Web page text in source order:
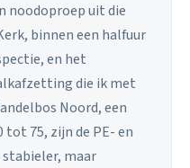
noodoproep uit die
binnen een halfuur
en het
die ik met
Noord, een
tot 75, zijn de PE- en
maar